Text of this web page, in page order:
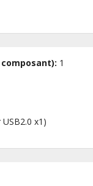
1
x1)